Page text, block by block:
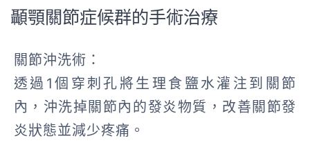
顳顎關節症候群的手術治療
關節沖洗術：
透過1個穿刺孔將生理食鹽水灌注到關節
內，沖洗掉關節內的發炎物質，改善關節發
炎狀態並減少疼痛。